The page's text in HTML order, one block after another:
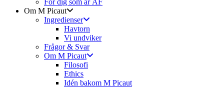
För dig som är ÅF
Om M Picaut
Ingredienser
Havtorn
Vi undviker
Frågor & Svar
Om M Picaut
Filosofi
Ethics
Idén bakom M Picaut